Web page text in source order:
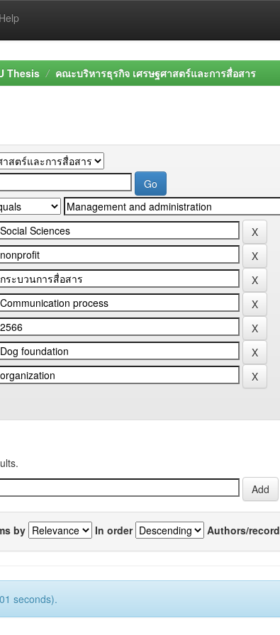
Help
Thesis คณะบริหารธุรกิจ เศรษฐศาสตร์และการสื่อสาร
by In order Authors/record
seconds).